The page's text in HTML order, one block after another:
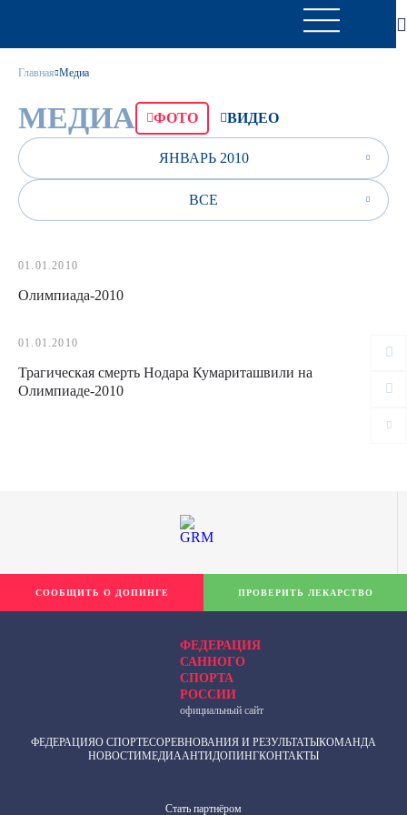
Главная Медиа
МЕДИА ФОТО ВИДЕО
ЯНВАРЬ 2010
ВСЕ
01.01.2010
Олимпиада-2010
01.01.2010
Трагическая смерть Нодара Кумариташвили на
Олимпиаде-2010
ФЕДЕРАЦИЯ
САННОГО
СПОРТА
РОССИИ
официальный сайт
ФЕДЕРАЦИЯО СПОРТЕСОРЕВНОВАНИЯ И РЕЗУЛЬТАТЫКОМАНДА
НОВОСТИМЕДИААНТИДОПИНГКОНТАКТЫ
Cтать партнёром
СООБЩИТЬ О ДОПИНГЕ ПРОВЕРИТЬ ЛЕКАРСТВО